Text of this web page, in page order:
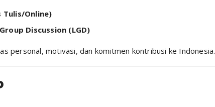
Tulis/Online)
Discussion (LGD)
personal, motivasi, dan komitmen kontribusi ke Indonesia.